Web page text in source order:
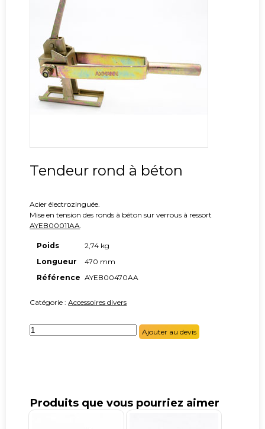
Tendeur rond à béton
Acier électrozinguée.
Mise en tension des ronds à béton sur verrous à ressort
AYEB00011AA.
Poids
2,74 kg
Longueur
470 mm
Référence AYEB00470AA
Catégorie :Accessoires divers
quantité
de
Ajouter au devis
Produits que vous pourriez aimer